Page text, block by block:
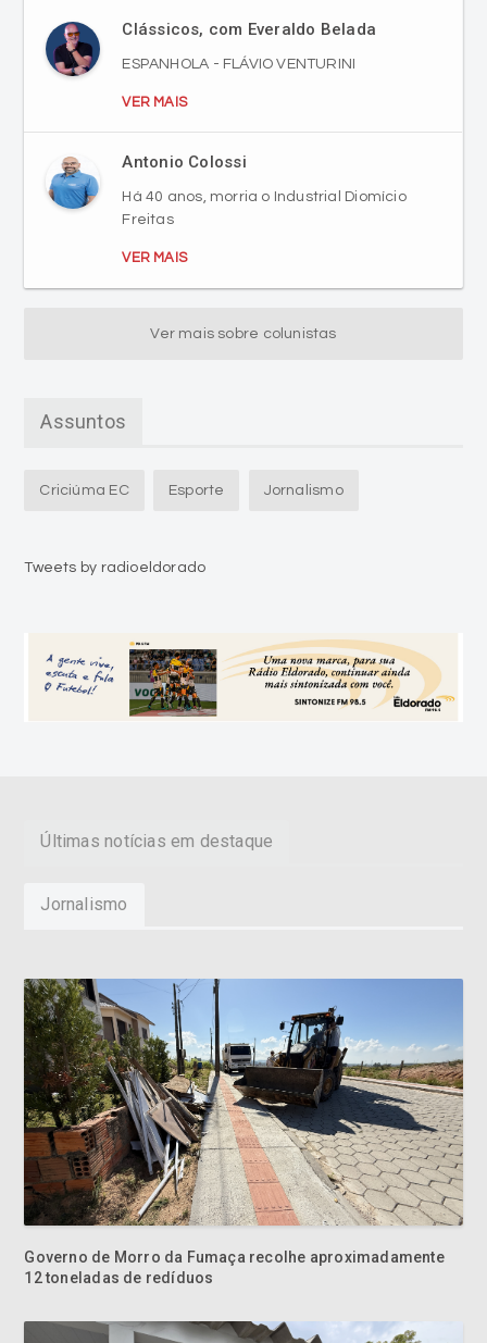
Clássicos, com Everaldo Belada
ESPANHOLA - FLÁVIO VENTURINI
VER MAIS
Antonio Colossi
Há 40 anos, morria o Industrial Diomício
Freitas
VER MAIS
Ver mais sobre colunistas
Assuntos
Criciúma EC Esporte Jornalismo
Tweets by radioeldorado
Últimas notícias em destaque
Jornalismo
Governo de Morro da Fumaça recolhe aproximadamente
12 toneladas de redíduos